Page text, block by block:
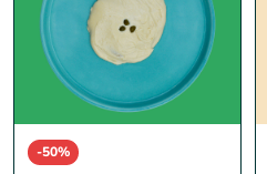
-50%